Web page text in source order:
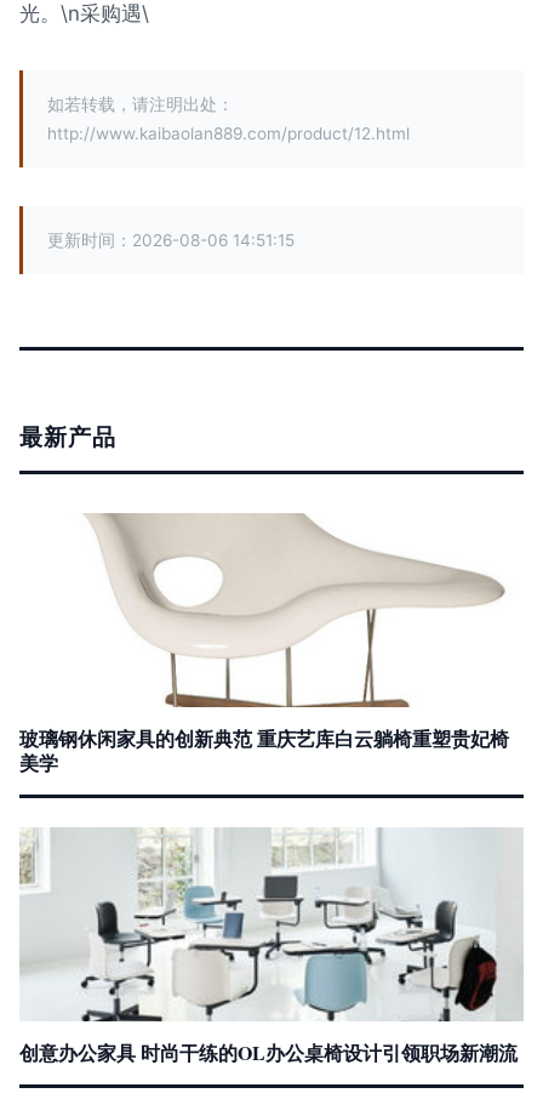
光。\n采购遇\
如若转载，请注明出处：
http://www.kaibaolan889.com/product/12.html
更新时间：2026-08-06 14:51:15
最新产品
玻璃钢休闲家具的创新典范 重庆艺库白云躺椅重塑贵妃椅
美学
创意办公家具 时尚干练的OL办公桌椅设计引领职场新潮流